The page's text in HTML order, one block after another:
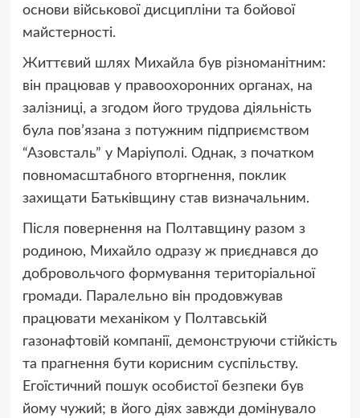
основи військової дисципліни та бойової
майстерності.
Життєвий шлях Михайла був різноманітним:
він працював у правоохоронних органах, на
залізниці, а згодом його трудова діяльність
була пов’язана з потужним підприємством
“Азовсталь” у Маріуполі. Однак, з початком
повномасштабного вторгнення, поклик
захищати Батьківщину став визначальним.
Після повернення на Полтавщину разом з
родиною, Михайло одразу ж приєднався до
добровольчого формування територіальної
громади. Паралельно він продовжував
працювати механіком у Полтавській
газонафтовій компанії, демонструючи стійкість
та прагнення бути корисним суспільству.
Егоїстичний пошук особистої безпеки був
йому чужий; в його діях завжди домінувало